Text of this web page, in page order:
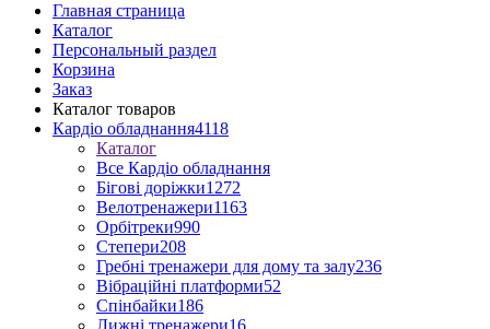
Главная страница
Каталог
Персональный раздел
Корзина
Заказ
Каталог товаров
Кардіо обладнання4118
Каталог
Все Кардіо обладнання
Бігові доріжки1272
Велотренажери1163
Орбітреки990
Степери208
Гребні тренажери для дому та залу236
Вібраційні платформи52
Спінбайки186
Лижні тренажери16